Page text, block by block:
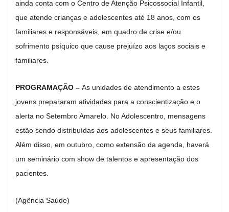
ainda conta com o Centro de Atenção Psicossocial Infantil,
que atende crianças e adolescentes até 18 anos, com os
familiares e responsáveis, em quadro de crise e/ou
sofrimento psíquico que cause prejuízo aos laços sociais e
familiares.
PROGRAMAÇÃO – As unidades de atendimento a estes
jovens prepararam atividades para a conscientização e o
alerta no Setembro Amarelo. No Adolescentro, mensagens
estão sendo distribuídas aos adolescentes e seus familiares.
Além disso, em outubro, como extensão da agenda, haverá
um seminário com show de talentos e apresentação dos
pacientes.
(Agência Saúde)